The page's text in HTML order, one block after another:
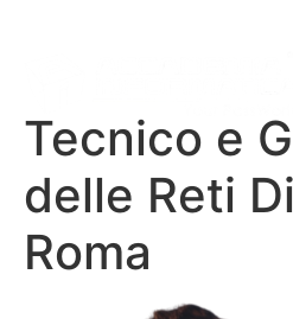
Tecnico e
delle Reti
Roma